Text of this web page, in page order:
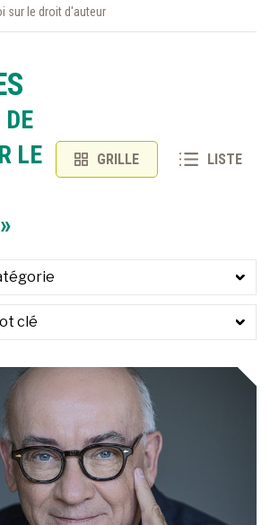
MEMBRES
LA PROFESSION
MEMBRES
DEVENIR MEMBRE NOUS JOINDRE
sur le droit d'auteur
LE
GRILLE LISTE